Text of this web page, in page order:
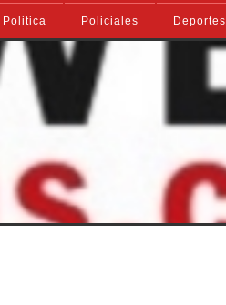
Politica Policiales Deportes